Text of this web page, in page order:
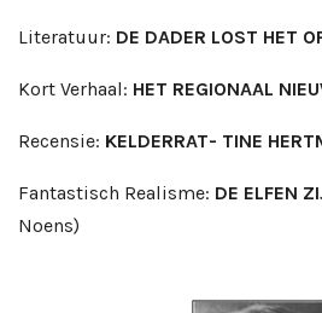
Literatuur: DE DADER LOST HET
Kort Verhaal: HET REGIONAAL
Recensie: KELDERRAT- TINE
Fantastisch Realisme: DE ELFEN
Noens)